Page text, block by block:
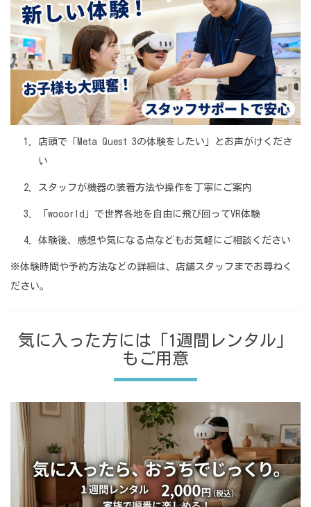
店頭で「Meta Quest 3の体験をしたい」とお声がけくださ
い
スタッフが機器の装着方法や操作を丁寧にご案内
「wooorld」で世界各地を自由に飛び回ってVR体験
体験後、感想や気になる点などもお気軽にご相談ください
※体験時間や予約方法などの詳細は、店舗スタッフまでお尋ねく
ださい。
気に入った方には「1週間レンタル」
もご用意